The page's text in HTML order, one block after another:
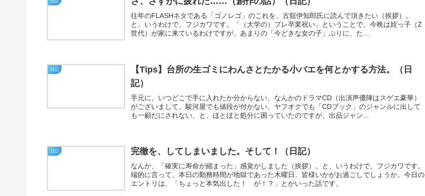
日記
往年のFLASHネタである「ゴノレゴ」のこれを、古舘伊知郎氏に読んで頂きたい（挨拶）。
と、いうわけで、フジカワです。「（大学の）プレ卒業祝い」ということで、今晩は姪っ子（Z
世代）が家に来ているわけですが、あまりの「今どきな女の子」ぶりに、た...
日記
【Tips】台所の生ゴミにわんさとたかる小バエを何とかする方法。（日
記）
手元に、いつどこで手に入れたか分からない、なんかのドラマCD（出演声優陣はスゲエ豪華）
がございまして。駿河屋でも値段が付かない、ヤフオクでも「CDブック」のジャンルに出して
も一顧だにされない、と、ほとほと処分に困っていたのですが、出品ジャン...
日記 完徹を、してしまいました。そして！（日記）
なんか、「確実に寿命が縮まった」感覚がしました（挨拶）。と、いうわけで、フジカワです。
端的に言って、本日の勤務時間が地獄であった木曜日、皆様いかがお過ごしでしょうか。今日の
エントリは、「ちょっと本気出した！ が！？」とかいった話です。